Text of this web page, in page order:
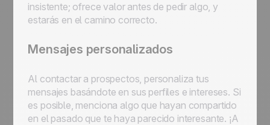
insistente; ofrece valor antes de pedir algo, y
estarás en el camino correcto.
Mensajes personalizados
Al contactar a prospectos, personaliza tus
mensajes basándote en sus perfiles e intereses. Si
es posible, menciona algo que hayan compartido
en el pasado que te haya parecido interesante. ¡A